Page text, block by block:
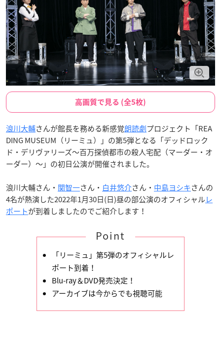
高画質で見る (全5枚)
浪川大輔さんが館長を務める新感覚朗読劇プロジェクト「REA
DING MUSEUM（リーミュ）」の第5弾となる「デッドロック
ド・デリヴァリーズ～百万探偵都市の殺人宅配（マーダー・オ
ーダー）～」の初日公演が開催されました。
浪川大輔さん・ 関智一さん・ 白井悠介さん・ 中島ヨシキさんの
4名が熱演した2022年1月30日(日)昼の部公演のオフィシャルレ
ポートが到着しましたのでご紹介します！
Point
「リーミュ」第5弾のオフィシャルレ
ポート到着！
Blu-ray＆DVD発売決定！
アーカイブは今からでも視聴可能